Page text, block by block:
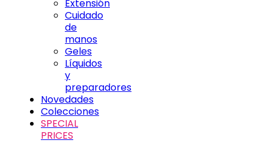
Extensión
Cuidado
de
manos
Geles
Líquidos
y
preparadores
Novedades
Colecciones
SPECIAL
PRICES